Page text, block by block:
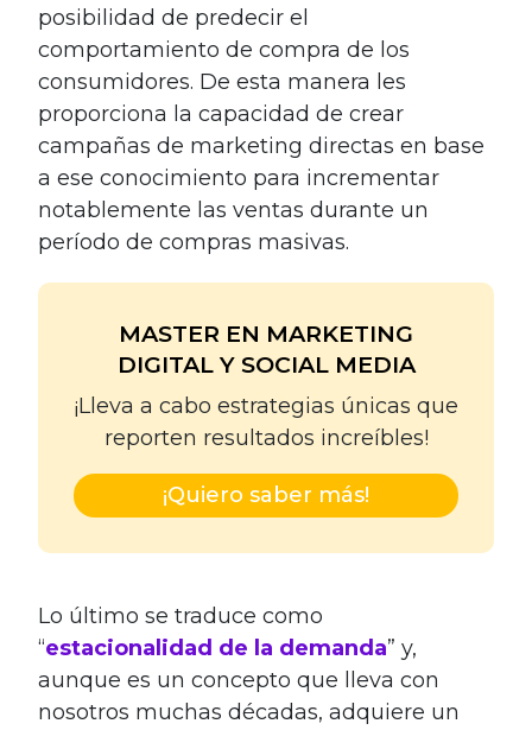
posibilidad de predecir el
comportamiento de compra de los
consumidores. De esta manera les
proporciona la capacidad de crear
campañas de marketing directas en base
a ese conocimiento para incrementar
notablemente las ventas durante un
período de compras masivas.
MASTER EN MARKETING
DIGITAL Y SOCIAL MEDIA
¡Lleva a cabo estrategias únicas que
reporten resultados increíbles!
¡Quiero saber más!
Lo último se traduce como
“estacionalidad de la demanda” y,
aunque es un concepto que lleva con
nosotros muchas décadas, adquiere un